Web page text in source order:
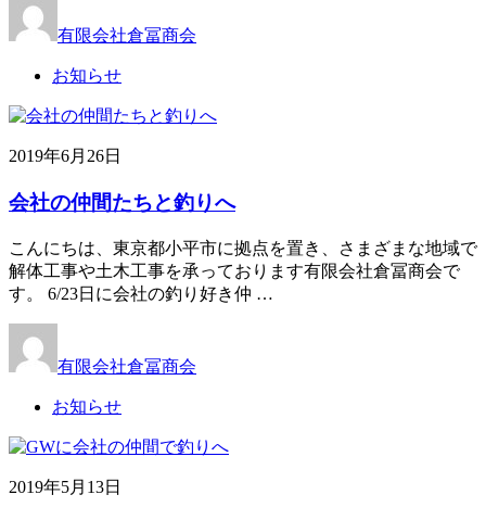
有限会社倉冨商会
お知らせ
2019年6月26日
会社の仲間たちと釣りへ
こんにちは、東京都小平市に拠点を置き、さまざまな地域で
解体工事や土木工事を承っております有限会社倉冨商会で
す。 6/23日に会社の釣り好き仲 …
有限会社倉冨商会
お知らせ
2019年5月13日